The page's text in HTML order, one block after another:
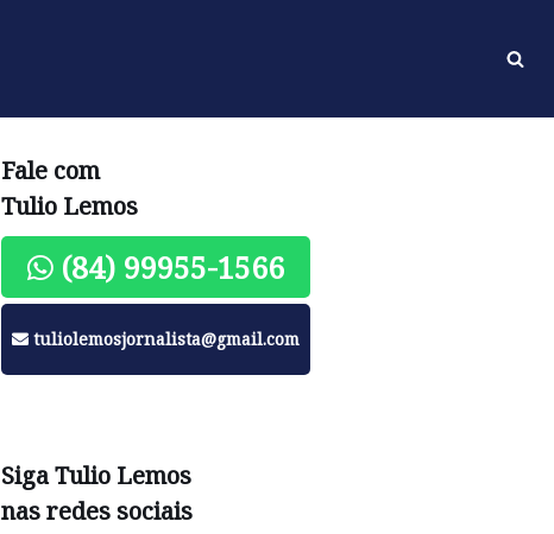
Fale com
Tulio Lemos
(84) 99955-1566
tuliolemosjornalista@gmail.com
Siga Tulio Lemos
nas redes sociais